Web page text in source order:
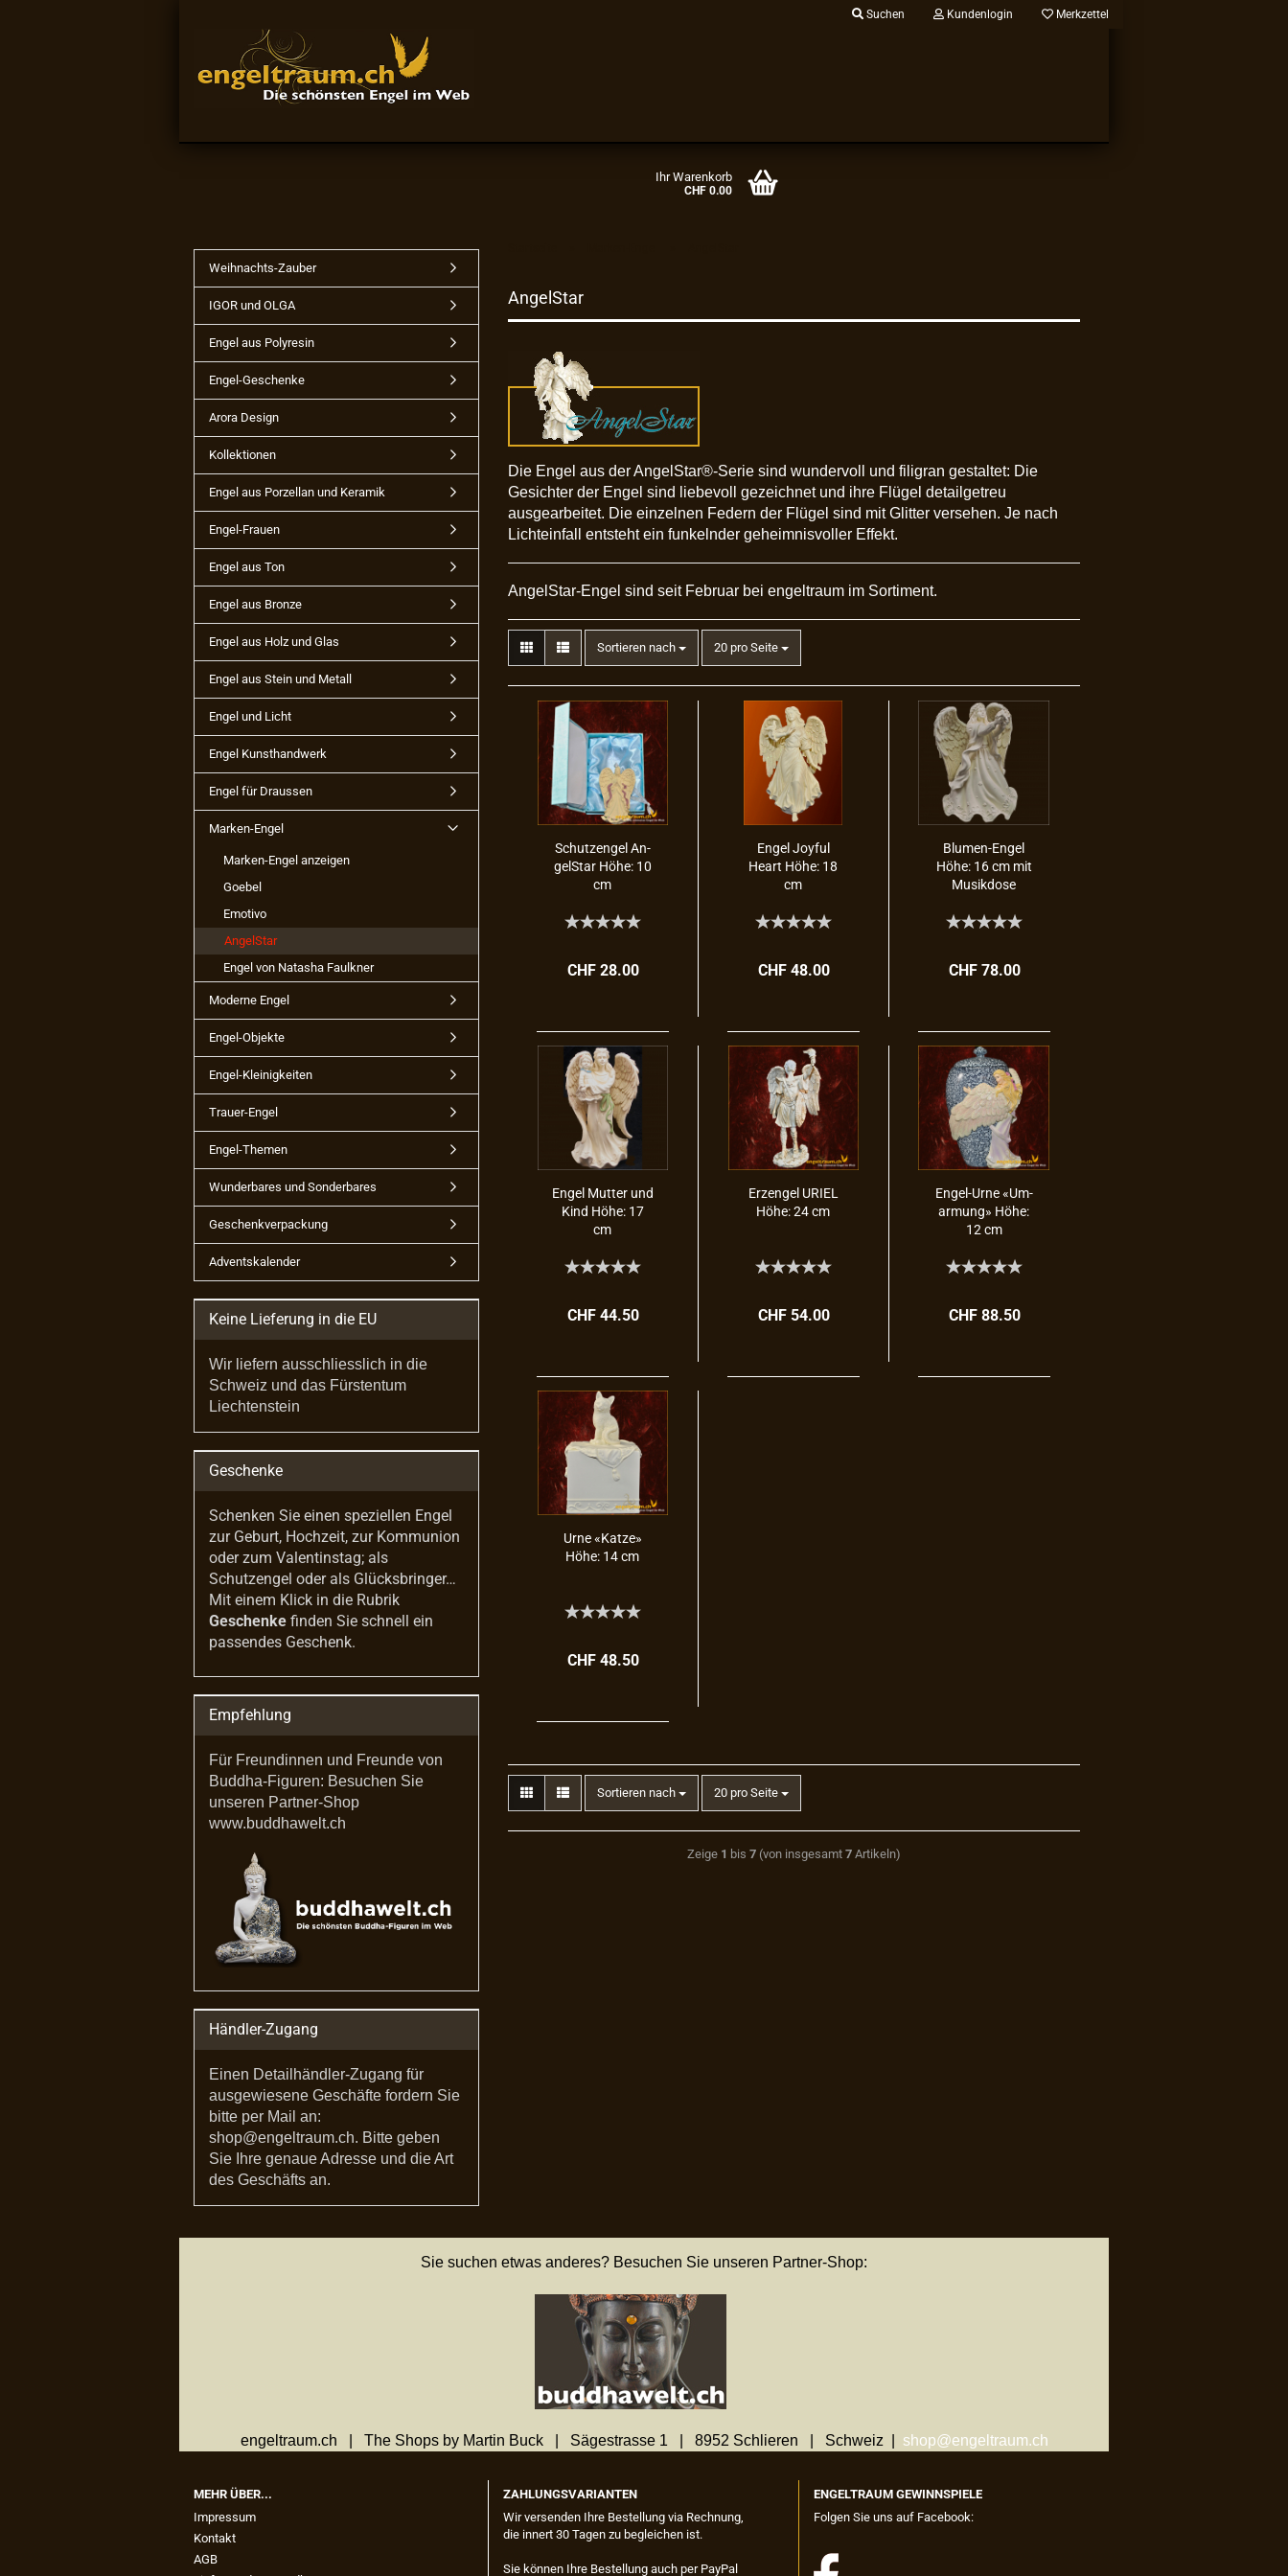
Suchen Kundenlogin Merkzettel
Ihr Warenkorb
CHF 0.00
AngelStar
Die Engel aus der AngelStar®-Serie sind wundervoll und filigran gestaltet: Die
Gesichter der Engel sind liebevoll gezeichnet und ihre Flügel detailgetreu
ausgearbeitet. Die einzelnen Federn der Flügel sind mit Glitter versehen. Je nach
Lichteinfall entsteht ein funkelnder geheimnisvoller Effekt.
AngelStar-Engel sind seit Februar bei engeltraum im Sortiment.
Sortieren nach 20 pro Seite
Schutz­en­gel An­
gel­Star Höhe: 10
cm
CHF 28.00
Engel Joy­ful
Heart Höhe: 18
cm
CHF 48.00
Blumen-​​Engel
Höhe: 16 cm mit
Mu­sik­do­se
CHF 78.00
Engel Mut­ter und
Kind Höhe: 17
cm
CHF 44.50
Erz­engel URIEL
Höhe: 24 cm
CHF 54.00
Engel-​​Urne «Um­
ar­mung» Höhe:
12 cm
CHF 88.50
Urne «Katze»
Höhe: 14 cm
CHF 48.50
Sortieren nach 20 pro Seite
Zeige 1 bis7 (von insgesamt7 Artikeln)
Weihnachts-Zauber
IGOR und OLGA
Engel aus Polyresin
Engel-Geschenke
Arora Design
Kollektionen
Engel aus Porzellan und Keramik
Engel-Frauen
Engel aus Ton
Engel aus Bronze
Engel aus Holz und Glas
Engel aus Stein und Metall
Engel und Licht
Engel Kunsthandwerk
Engel für Draussen
Marken-Engel
Marken-Engel anzeigen
Goebel
Emotivo
AngelStar
Engel von Natasha Faulkner
Moderne Engel
Engel-Objekte
Engel-Kleinigkeiten
Trauer-Engel
Engel-Themen
Wunderbares und Sonderbares
Geschenkverpackung
Adventskalender
Keine Lieferung in die EU
Wir liefern ausschliesslich in die
Schweiz und das Fürstentum
Liechtenstein
Geschenke
Schenken Sie einen speziellen Engel
zur Geburt, Hochzeit, zur Kommunion
oder zum Valentinstag; als
Schutzengel oder als Glücksbringer…
Mit einem Klick in die Rubrik
Geschenke finden Sie schnell ein
passendes Geschenk.
Empfehlung
Für Freundinnen und Freunde von
Buddha-Figuren: Besuchen Sie
unseren Partner-Shop
www.buddhawelt.ch
Händler-Zugang
Einen Detailhändler-Zugang für
ausgewiesene Geschäfte fordern Sie
bitte per Mail an:
shop@engeltraum.ch. Bitte geben
Sie Ihre genaue Adresse und die Art
des Geschäfts an.
Sie suchen etwas anderes? Besuchen Sie unseren Partner-Shop:
engeltraum.ch | The Shops by Martin Buck | Sägestrasse 1 | 8952 Schlieren | Schweiz | shop@engeltraum.ch
MEHR ÜBER...
Impressum
Kontakt
AGB
ZAHLUNGSVARIANTEN
Wir versenden Ihre Bestellung via Rechnung,
die innert 30 Tagen zu begleichen ist.
Sie können Ihre Bestellung auch per PayPal
ENGELTRAUM GEWINNSPIELE
Folgen Sie uns auf Facebook: